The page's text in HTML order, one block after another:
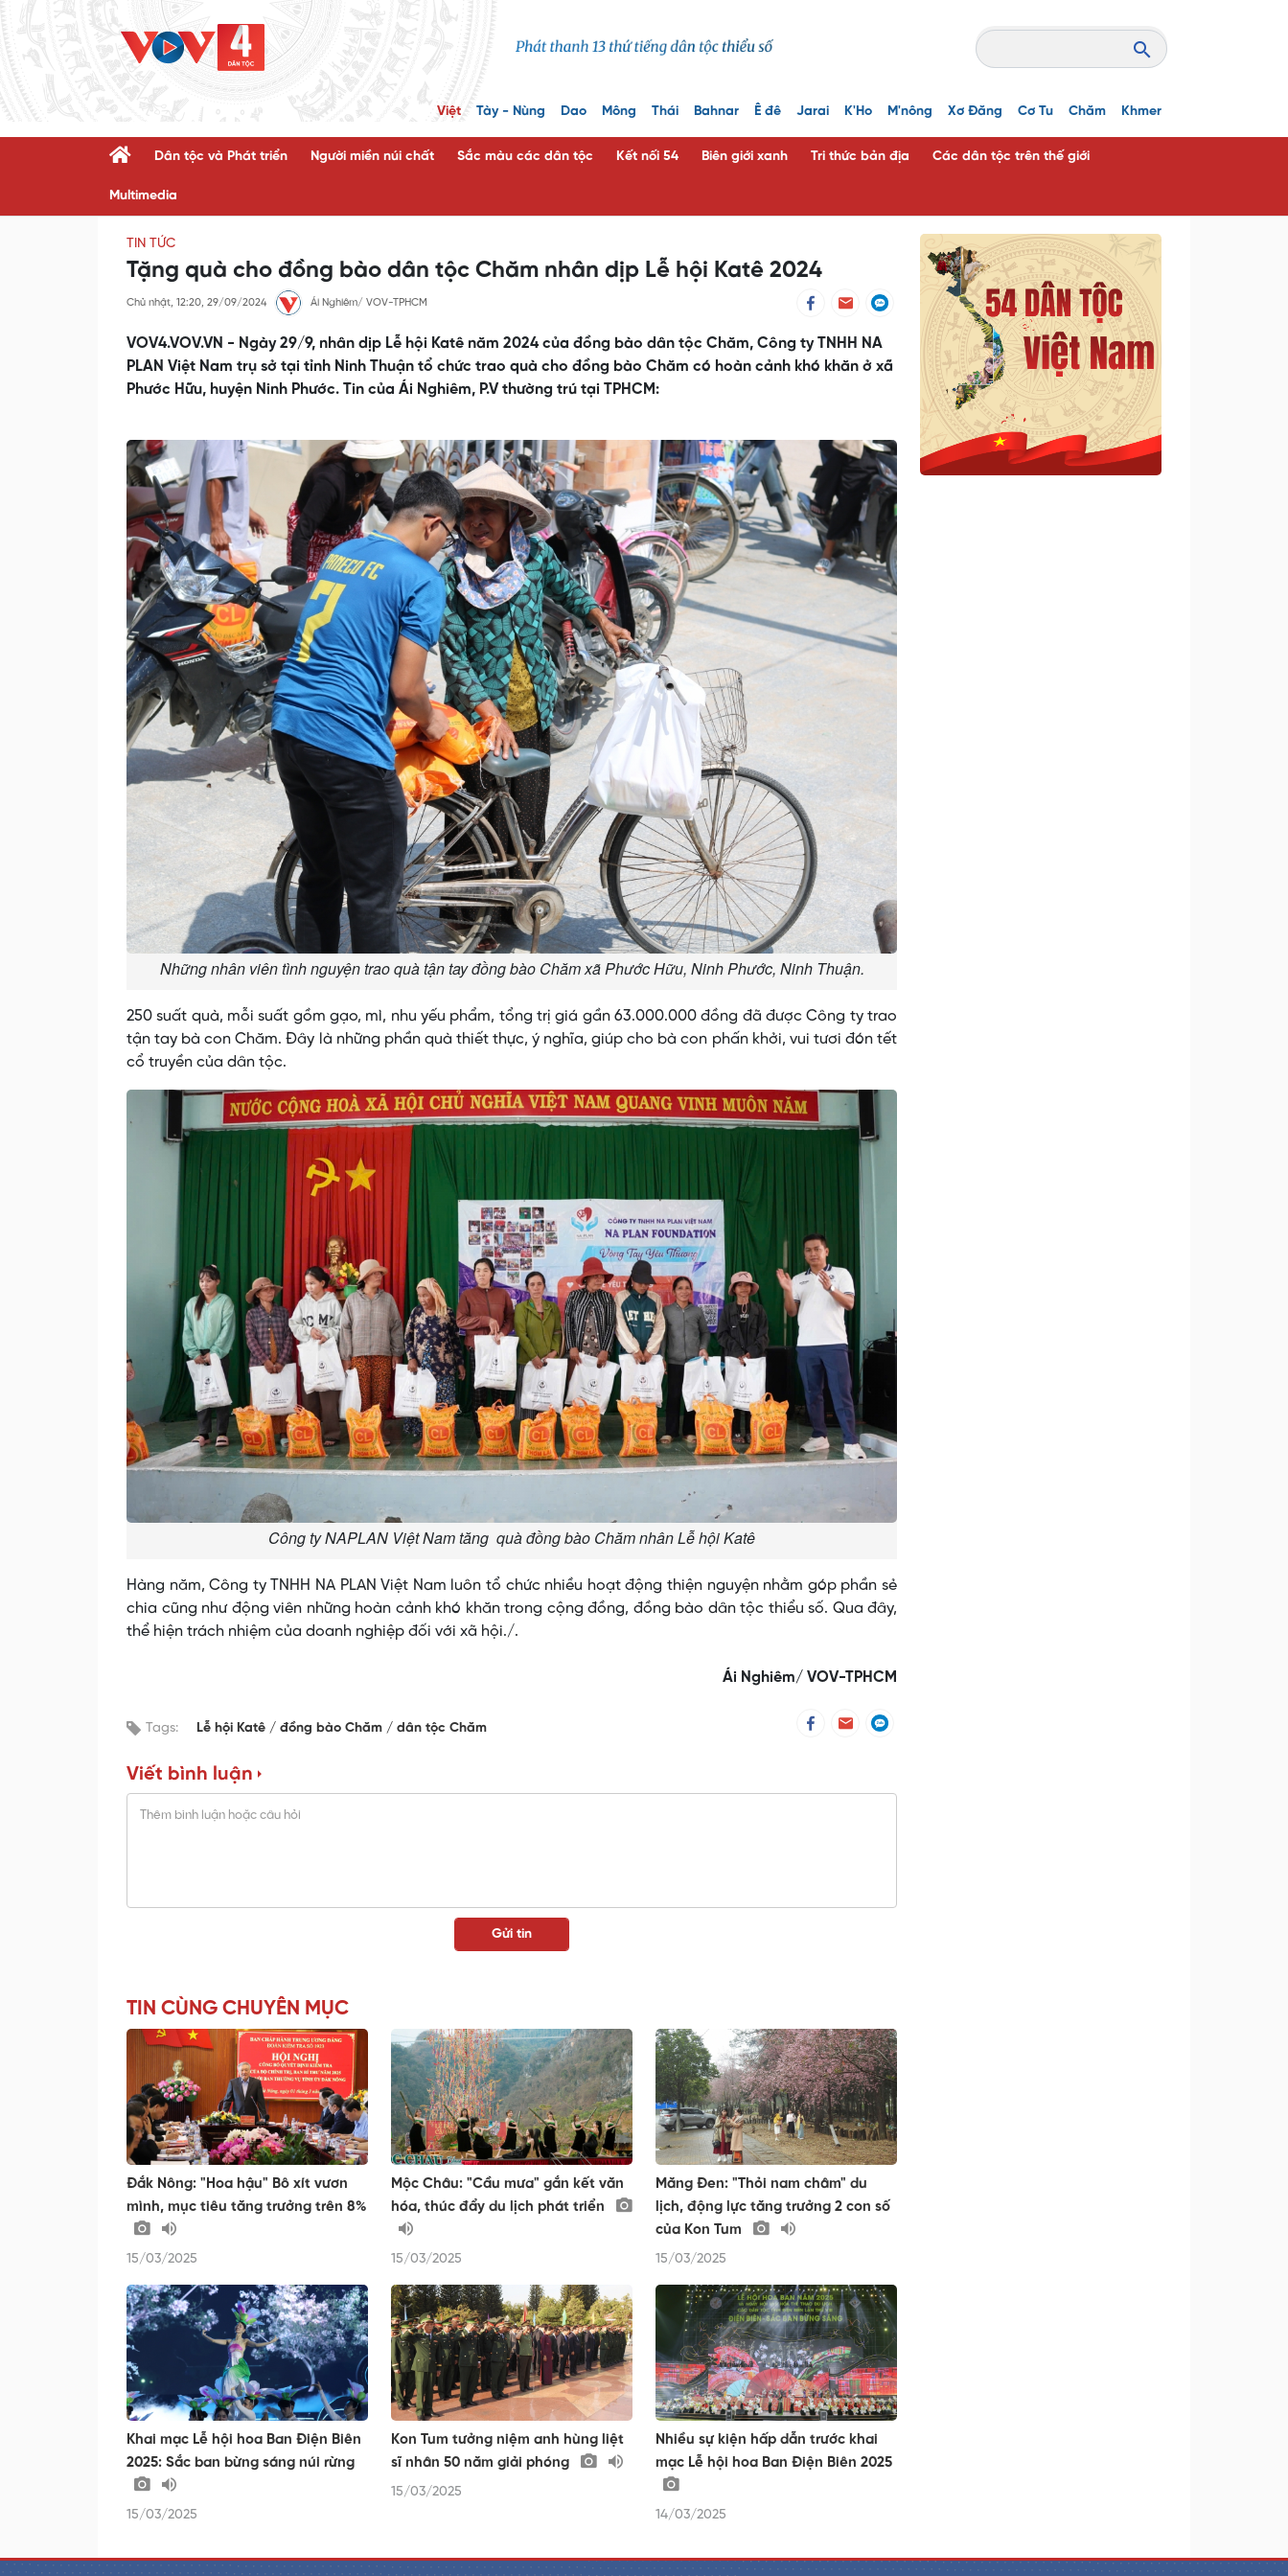
Việt Tày - Nùng Dao Mông Thái Bahnar Ê đê Jarai K'Ho M'nông Xơ Đăng Cơ Tu Chăm Khmer
Dân tộc và Phát triển Người miền núi chất Sắc màu các dân tộc Kết nối 54 Biên giới xanh Tri thức bản địa Các dân tộc trên thế giới
Multimedia
TIN TỨC
Tặng quà cho đồng bào dân tộc Chăm nhân dịp Lễ hội Katê 2024
Chủ nhật, 12:20, 29/09/2024 Ái Nghiêm/ VOV-TPHCM
VOV4.VOV.VN - Ngày 29/9, nhân dịp Lễ hội Katê năm 2024 của đồng bào dân tộc Chăm, Công ty TNHH NA
PLAN Việt Nam trụ sở tại tỉnh Ninh Thuận tổ chức trao quà cho đồng bào Chăm có hoàn cảnh khó khăn ở xã
Phước Hữu, huyện Ninh Phước. Tin của Ái Nghiêm, P.V thường trú tại TPHCM:
Những nhân viên tình nguyện trao quà tận tay đồng bào Chăm xã Phước Hữu, Ninh Phước, Ninh Thuận.
250 suất quà, mỗi suất gồm gạo, mì, nhu yếu phẩm, tổng trị giá gần 63.000.000 đồng đã được Công ty trao
tận tay bà con Chăm. Đây là những phần quà thiết thực, ý nghĩa, giúp cho bà con phấn khởi, vui tươi đón tết
cổ truyền của dân tộc.
Công ty NAPLAN Việt Nam tăng quà đồng bào Chăm nhân Lễ hội Katê
Hàng năm, Công ty TNHH NA PLAN Việt Nam luôn tổ chức nhiều hoạt động thiện nguyện nhằm góp phần sẻ
chia cũng như động viên những hoàn cảnh khó khăn trong cộng đồng, đồng bào dân tộc thiểu số. Qua đây,
thể hiện trách nhiệm của doanh nghiệp đối với xã hội./.
Ái Nghiêm/ VOV-TPHCM
Tags: Lễ hội Katê đồng bào Chăm dân tộc Chăm
Viết bình luận
TIN CÙNG CHUYÊN MỤC
Đắk Nông: "Hoa hậu" Bô xít vươn
mình, mục tiêu tăng trưởng trên 8%
15/03/2025
Mộc Châu: "Cầu mưa" gắn kết văn
hóa, thúc đẩy du lịch phát triển
15/03/2025
Măng Đen: "Thỏi nam châm" du
lịch, động lực tăng trưởng 2 con số
của Kon Tum
15/03/2025
Khai mạc Lễ hội hoa Ban Điện Biên
2025: Sắc ban bừng sáng núi rừng
15/03/2025
Kon Tum tưởng niệm anh hùng liệt
sĩ nhân 50 năm giải phóng
15/03/2025
Nhiều sự kiện hấp dẫn trước khai
mạc Lễ hội hoa Ban Điện Biên 2025
14/03/2025